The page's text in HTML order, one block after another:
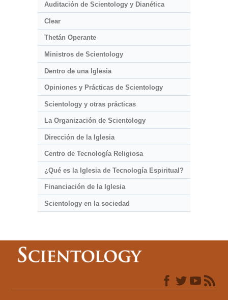
Auditación de Scientology y Dianética
Clear
Thetán Operante
Ministros de Scientology
Dentro de una Iglesia
Opiniones y Prácticas de Scientology
Scientology y otras prácticas
La Organización de Scientology
Dirección de la Iglesia
Centro de Tecnología Religiosa
¿Qué es la Iglesia de Tecnología Espiritual?
Financiación de la Iglesia
Scientology en la sociedad